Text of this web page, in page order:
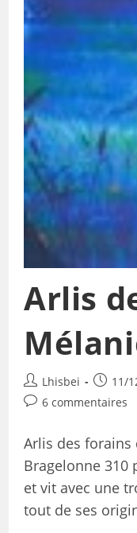
Arlis
Lhisbei 11/
6 commentaires
Arlis des forains
Bragelonne 310
et vit avec une
tout de ses